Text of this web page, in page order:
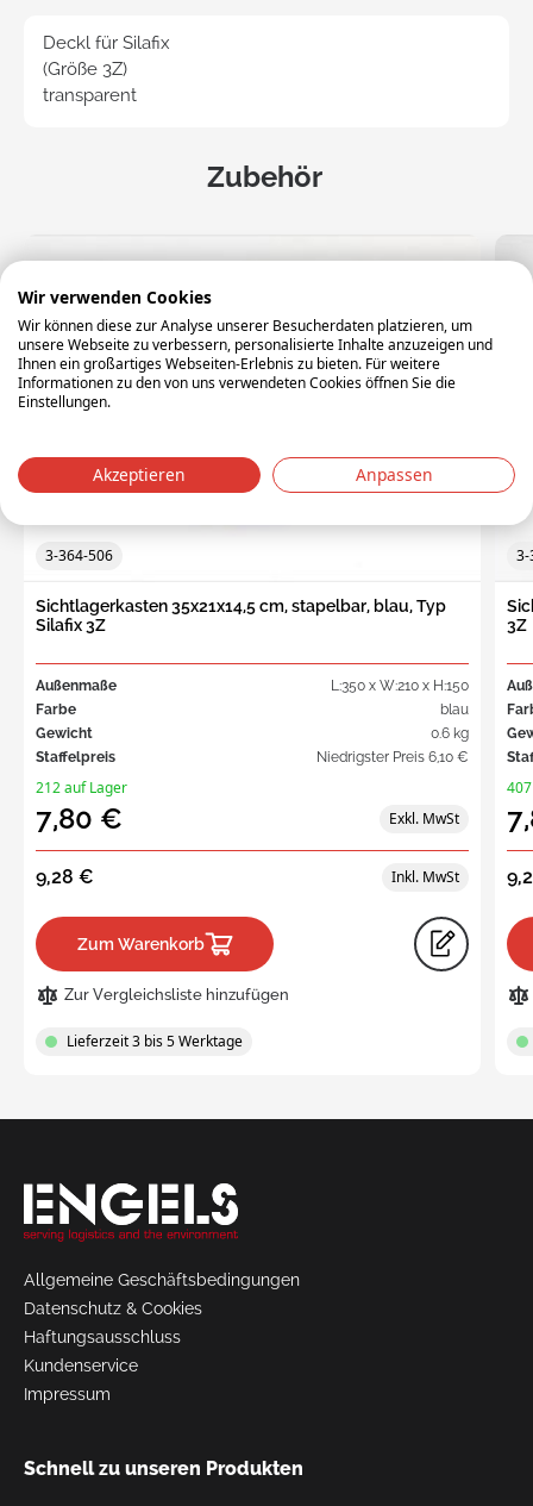
Deckl für Silafix
(Größe 3Z)
transparent
Zubehör
3-364-506
Sichtlagerkasten 35x21x14,5 cm, stapelbar, blau, Typ
Silafix 3Z
Außenmaße
L:350 x W:210 x H:150
Farbe
blau
Gewicht
0.6 kg
Staffelpreis
Niedrigster Preis 6,10 €
212 auf Lager
7,80 €
9,28 €
Zum Warenkorb
Zur Vergleichsliste hinzufügen
Lieferzeit 3 bis 5 Werktage
3-
3Z
a Quote
Allgemeine Geschäftsbedingungen
Datenschutz & Cookies
Haftungsausschluss
Kundenservice
Impressum
Schnell zu unseren Produkten
Wir verwenden Cookies
Wir können diese zur Analyse unserer Besucherdaten platzieren, um
unsere Webseite zu verbessern, personalisierte Inhalte anzuzeigen und
Ihnen ein großartiges Webseiten-Erlebnis zu bieten. Für weitere
Informationen zu den von uns verwendeten Cookies öffnen Sie die
Einstellungen.
Akzeptieren Anpassen